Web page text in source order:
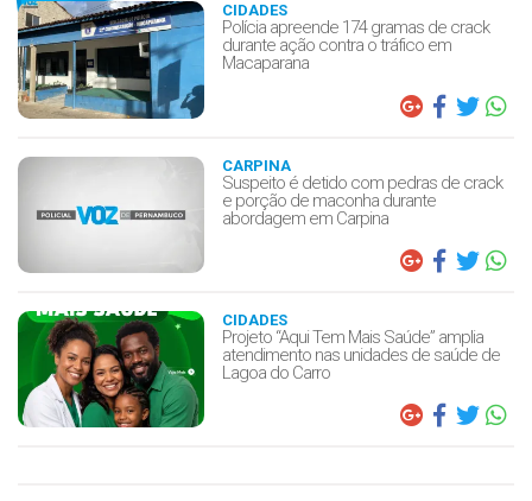
CIDADES
Polícia apreende 174 gramas de crack
durante ação contra o tráfico em
Macaparana
CARPINA
Suspeito é detido com pedras de crack
e porção de maconha durante
abordagem em Carpina
CIDADES
Projeto “Aqui Tem Mais Saúde” amplia
atendimento nas unidades de saúde de
Lagoa do Carro